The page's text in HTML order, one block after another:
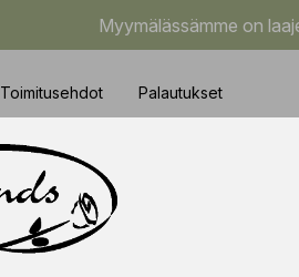
Myymälässämme on
Toimitusehdot Palautukset